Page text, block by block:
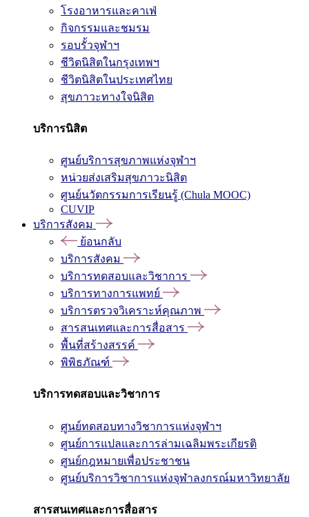
โรงอาหารและคาเฟ่
กิจกรรมและชมรม
รอบรั้วจุฬาฯ
ชีวิตนิสิตในกรุงเทพฯ
ชีวิตนิสิตในประเทศไทย
สุขภาวะทางใจนิสิต
บริการนิสิต
ศูนย์บริการสุขภาพแห่งจุฬาฯ
หน่วยส่งเสริมสุขภาวะนิสิต
ศูนย์นวัตกรรมการเรียนรู้ (Chula MOOC)
CUVIP
บริการสังคม
ย้อนกลับ
บริการสังคม
บริการทดสอบและวิชาการ
บริการทางการแพทย์
บริการตรวจวิเคราะห์คุณภาพ
สารสนเทศและการสื่อสาร
พื้นที่สร้างสรรค์
พิพิธภัณฑ์
บริการทดสอบและวิชาการ
ศูนย์ทดสอบทางวิชาการแห่งจุฬาฯ
ศูนย์การแปลและการล่ามเฉลิมพระเกียรติ
ศูนย์กฎหมายเพื่อประชาชน
ศูนย์บริการวิชาการแห่งจุฬาลงกรณ์มหาวิทยาลัย
สารสนเทศและการสื่อสาร